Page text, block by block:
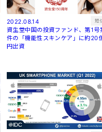
2022.08.14 短
資生堂中国の投資ファンド、第1号
件の「機能性スキンケア」に約20
円出資